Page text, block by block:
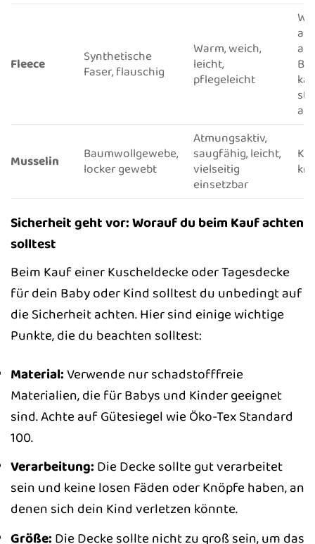
Fleece
Synthetische
Faser, flauschig
Warm, weich,
leicht,
pflegeleicht
als
Musselin
Baumwollgewebe,
locker gewebt
Atmungsaktiv,
saugfähig, leicht,
vielseitig
einsetzbar
Sicherheit geht vor: Worauf du beim Kauf achten
solltest
Beim Kauf einer Kuscheldecke oder Tagesdecke
für dein Baby oder Kind solltest du unbedingt auf
die Sicherheit achten. Hier sind einige wichtige
Punkte, die du beachten solltest:
Material:Verwende nur schadstofffreie
Materialien, die für Babys und Kinder geeignet
sind. Achte auf Gütesiegel wie Öko-Tex Standard
100.
Verarbeitung: Die Decke sollte gut verarbeitet
sein und keine losen Fäden oder Knöpfe haben, an
denen sich dein Kind verletzen könnte.
Größe: Die Decke sollte nicht zu groß sein, um das